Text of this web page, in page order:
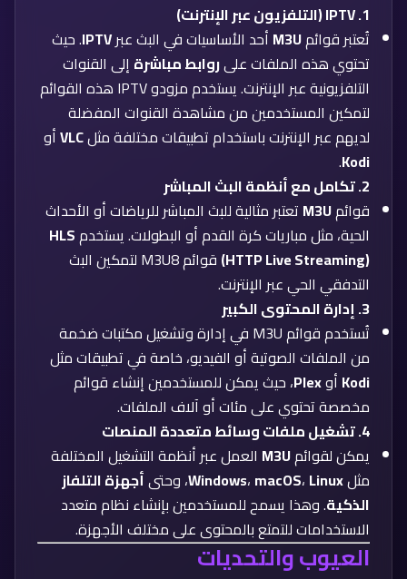
1. IPTV (التلفزيون عبر الإنترنت)
تُعتبر قوائمM3U أحد الأساسيات في البث عبرIPTV. حيث
تحتوي هذه الملفات علىروابط مباشرة إلى القنوات
التلفزيونية عبر الإنترنت. يستخدم مزودو IPTV هذه القوائم
لتمكين المستخدمين من مشاهدة القنوات المفضلة
لديهم عبر الإنترنت باستخدام تطبيقات مختلفة مثلVLCأو
Kodi
.
2. تكامل مع أنظمة البث المباشر
قوائمM3U تعتبر مثالية للبث المباشر للرياضات أو الأحداث
الحية، مثل مباريات كرة القدم أو البطولات. يستخدمHLS
(HTTP Live Streaming)
قوائم M3U8 لتمكين البث
التدفقي الحي عبر الإنترنت.
3. إدارة المحتوى الكبير
تُستخدم قوائم M3U في إدارة وتشغيل مكتبات ضخمة
من الملفات الصوتية أو الفيديو، خاصة في تطبيقات مثل
Kodi أوPlex، حيث يمكن للمستخدمين إنشاء قوائم
مخصصة تحتوي على مئات أو آلاف الملفات.
4. تشغيل ملفات وسائط متعددة المنصات
يمكن لقوائمM3U العمل عبر أنظمة التشغيل المختلفة
مثل
Windows، macOS، Linux ، وحتىأجهزة التلفاز
الذكية. وهذا يسمح للمستخدمين بإنشاء نظام متعدد
الاستخدامات للتمتع بالمحتوى على مختلف الأجهزة.
العيوب والتحديات